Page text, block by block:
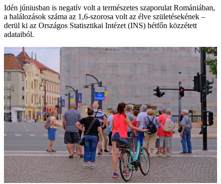
Idén júniusban is negatív volt a természetes szaporulat Romániában,
a halálozások száma az 1,6-szorosa volt az élve születésekének –
derül ki az Országos Statisztikai Intézet (INS) hétfőn közzétett
adataiból.